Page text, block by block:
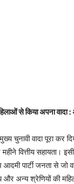
से किया अपना वादा
चुनावी वादा पूरा कर
वित्तीय सहायता।
पार्टी जनता से जो
और अन्य श्रेणियों की